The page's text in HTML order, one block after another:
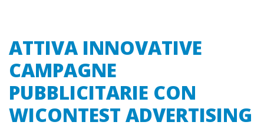
ATTIVA INNOVATIVE
CAMPAGNE
PUBBLICITARIE CON
WICONTEST ADVERTISING